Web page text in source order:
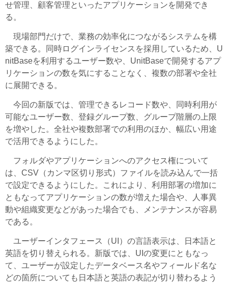
せ管理、顧客管理といったアプリケーションを開発でき
る。
現場部門だけで、業務の効率化につながるシステムを構
築できる。同時ログインライセンスを採用しているため、U
nitBaseを利用するユーザー数や、UnitBaseで開発するアプ
リケーションの数を気にすることなく、複数の部署や全社
に展開できる。
今回の新版では、管理できるレコード数や、同時利用が
可能なユーザー数、登録グループ数、グループ階層の上限
を増やした。全社や複数部署での利用のほか、幅広い用途
で活用できるようにした。
フォルダやアプリケーションへのアクセス権について
は、CSV（カンマ区切り形式）ファイルを読み込んで一括
で設定できるようにした。これにより、利用部署の増加に
ともなってアプリケーションの数が増えた場合や、人事異
動や組織変更などがあった場合でも、メンテナンスが容易
である。
ユーザーインタフェース（UI）の言語表示は、日本語と
英語を切り替えられる。新版では、UIの変更にともなっ
て、ユーザーが設定したデータベース名やフィールド名な
どの箇所についても日本語と英語の表記が切り替わるよう